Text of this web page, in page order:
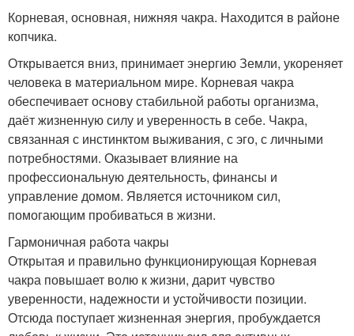
Корневая, основная, нижняя чакра. Находится в районе
копчика.
Открывается вниз, принимает энергию Земли, укореняет
человека в материальном мире. Корневая чакра
обеспечивает основу стабильной работы организма,
даёт жизненную силу и уверенность в себе. Чакра,
связанная с инстинктом выживания, с эго, с личными
потребностями. Оказывает влияние на
профессиональную деятельность, финансы и
управление домом. Является источником сил,
помогающим пробиваться в жизни.
Гармоничная работа чакры
Открытая и правильно функционирующая Корневая
чакра повышает волю к жизни, дарит чувство
уверенности, надежности и устойчивости позиции.
Отсюда поступает жизненная энергия, пробуждается